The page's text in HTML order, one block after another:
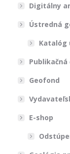
Digitálny
Ústredná
Katalóg
Publikačná
Geofond
E-shop